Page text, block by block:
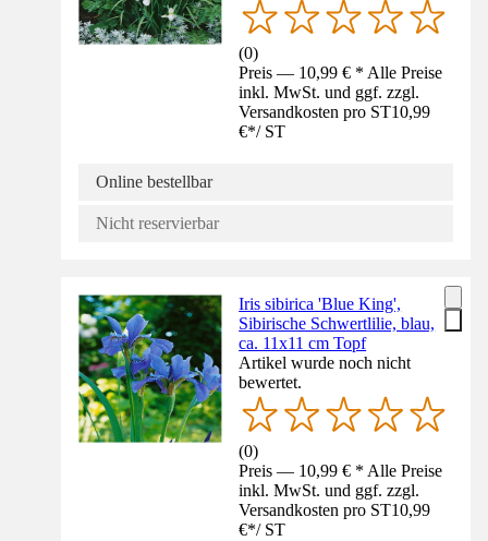
(0)
Preis — 10,99 € * Alle Preise
inkl. MwSt. und ggf. zzgl.
Versandkosten pro ST10,99
€*/ ST
Online bestellbar
Nicht reservierbar
Iris sibirica 'Blue King',
Sibirische Schwertlilie, blau,
ca. 11x11 cm Topf
Artikel wurde noch nicht
bewertet.
(0)
Preis — 10,99 € * Alle Preise
inkl. MwSt. und ggf. zzgl.
Versandkosten pro ST10,99
€*/ ST